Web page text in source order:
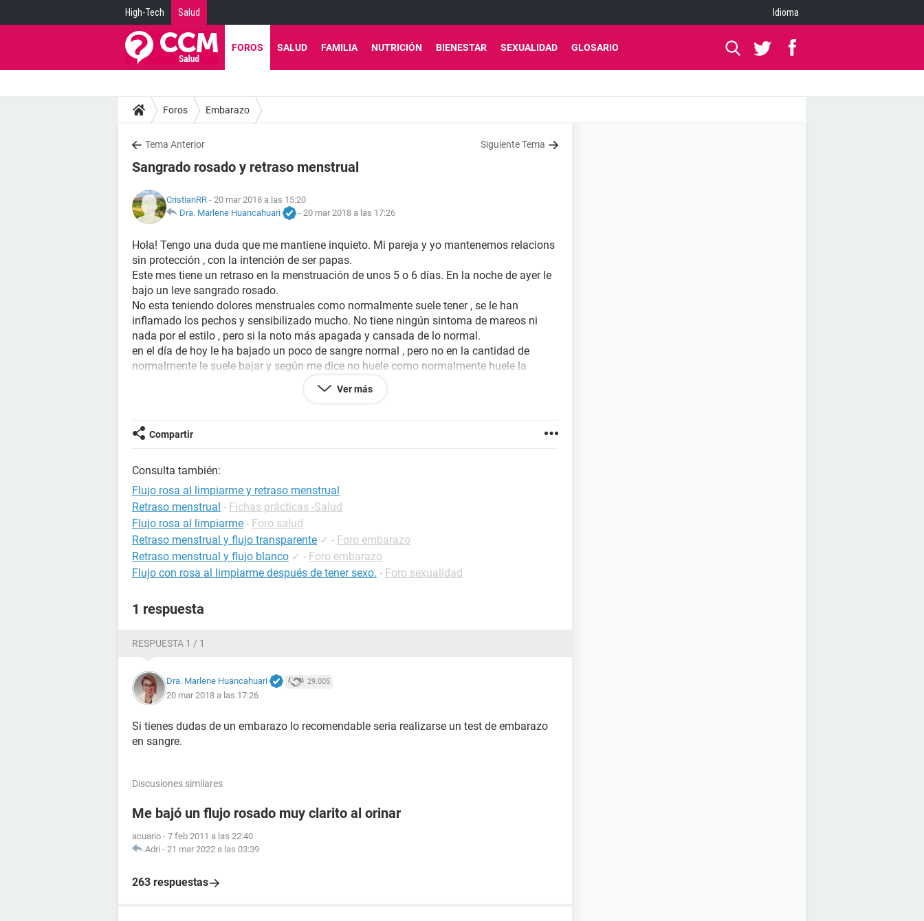
High-Tech Salud Idioma
FOROS SALUD FAMILIA NUTRICIÓN BIENESTAR SEXUALIDAD GLOSARIO
Foros Embarazo
Tema Anterior Siguiente Tema
Sangrado rosado y retraso menstrual
CristianRR - 20 mar 2018 a las 15:20
Dra. Marlene Huancahuari
- 20 mar 2018 a las 17:26
Hola! Tengo una duda que me mantiene inquieto. Mi pareja y yo mantenemos relacions
sin protección , con la intención de ser papas.
Este mes tiene un retraso en la menstruación de unos 5 o 6 días. En la noche de ayer le
bajo un leve sangrado rosado.
No esta teniendo dolores menstruales como normalmente suele tener , se le han
inflamado los pechos y sensibilizado mucho. No tiene ningún sintoma de mareos ni
nada por el estilo , pero si la noto más apagada y cansada de lo normal.
en el día de hoy le ha bajado un poco de sangre normal , pero no en la cantidad de
normalmente le suele bajar y según me dice no huele como normalmente huele la
Estamos en duda y no sabemos si aplicar el test... esperarnos o que...
Gracias
Ver más
Compartir
Consulta también:
Flujo rosa al limpiarme y retraso menstrual
Retraso menstrual - Fichas prácticas -Salud
Flujo rosa al limpiarme - Foro salud
Retraso menstrual y flujo transparente ✓ - Foro embarazo
Retraso menstrual y flujo blanco ✓ - Foro embarazo
Flujo con rosa al limpiarme después de tener sexo. - Foro sexualidad
1 respuesta
RESPUESTA 1 / 1
Dra. Marlene Huancahuari 29.005
20 mar 2018 a las 17:26
Si tienes dudas de un embarazo lo recomendable seria realizarse un test de embarazo
en sangre.
Discusiones similares
Me bajó un flujo rosado muy clarito al orinar
acuario - 7 feb 2011 a las 22:40
Adri - 21 mar 2022 a las 03:39
263 respuestas